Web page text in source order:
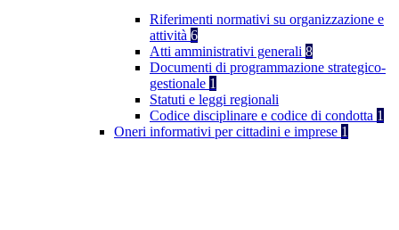
Riferimenti normativi su organizzazione e
attività 6
Atti amministrativi generali 8
Documenti di programmazione strategico-
gestionale 1
Statuti e leggi regionali
Codice disciplinare e codice di condotta 1
Oneri informativi per cittadini e imprese 1